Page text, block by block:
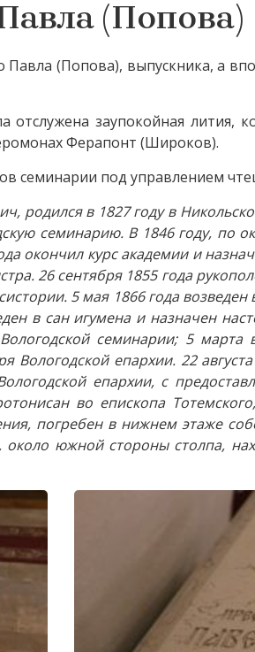
(Попова)
(Попова), выпускника, а
отслужена заупокойная лития,
Ферапонт (Широков).
семинарии под управлением
родился в 1827 году в
семинарию. В 1846 году, по
окончил курс академии и
26 сентября 1855 года
5 мая 1866 года возведен
в сан игумена и назначен
семинарии; 5 марта
Вологодской епархии. 22
епархии, с
во епископа
погребен в нижнем этаже
южной стороны столпа,